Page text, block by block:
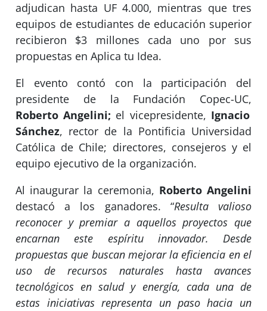
adjudican hasta UF 4.000, mientras que tres
equipos de estudiantes de educación superior
recibieron $3 millones cada uno por sus
propuestas en Aplica tu Idea.
El evento contó con la participación del
presidente de la Fundación Copec-UC,
Roberto Angelini; el vicepresidente, Ignacio
Sánchez, rector de la Pontificia Universidad
Católica de Chile; directores, consejeros y el
equipo ejecutivo de la organización.
Al inaugurar la ceremonia, Roberto Angelini
destacó a los ganadores. “Resulta valioso
reconocer y premiar a aquellos proyectos que
encarnan este espíritu innovador. Desde
propuestas que buscan mejorar la eficiencia en el
uso de recursos naturales hasta avances
tecnológicos en salud y energía, cada una de
estas iniciativas representa un paso hacia un